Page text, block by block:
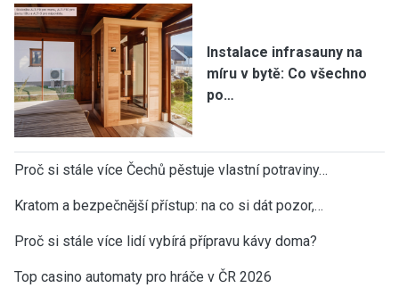
Instalace infrasauny na
míru v bytě: Co všechno
po…
Proč si stále více Čechů pěstuje vlastní potraviny…
Kratom a bezpečnější přístup: na co si dát pozor,…
Proč si stále více lidí vybírá přípravu kávy doma?
Top casino automaty pro hráče v ČR 2026